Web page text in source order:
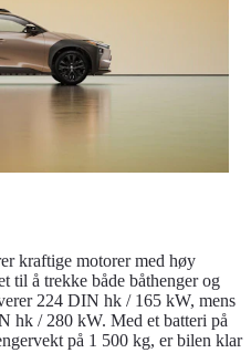
kraftige motorer med høy
til å trekke både båthenger og
224 DIN hk / 165 kW, mens
hk / 280 kW. Med et batteri på
på 1 500 kg, er bilen klar